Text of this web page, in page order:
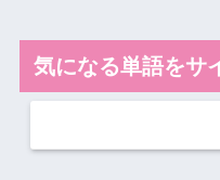
気になる単語をサ